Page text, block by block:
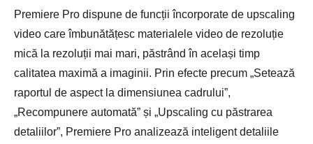
Premiere Pro dispune de funcții încorporate de upscaling
video care îmbunătățesc materialele video de rezoluție
mică la rezoluții mai mari, păstrând în același timp
calitatea maximă a imaginii. Prin efecte precum „Setează
raportul de aspect la dimensiunea cadrului”,
„Recompunere automată” și „Upscaling cu păstrarea
detaliilor”, Premiere Pro analizează inteligent detaliile